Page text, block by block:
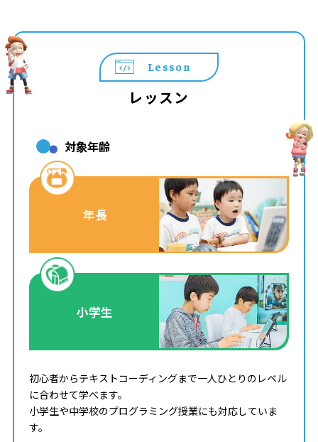
Lesson
レッスン
対象年齢
年長
小学生
初心者からテキストコーディングまで一人ひとりのレベル
に合わせて学べます。
小学生や中学校のプログラミング授業にも対応していま
す。